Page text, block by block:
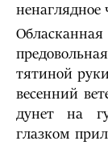
ненаглядное
тятиной
весенний
дунет на
глазком